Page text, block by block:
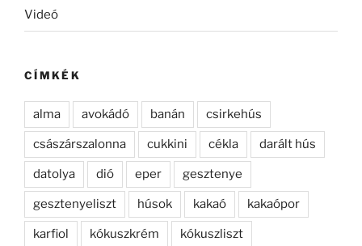
Videó
CÍMKÉK
alma avokádó banán csirkehús
császárszalonna cukkini cékla darált hús
datolya dió eper gesztenye
gesztenyeliszt húsok kakaó kakaópor
karfiol kókuszkrém kókuszliszt